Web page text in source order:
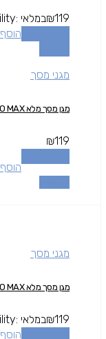
₪119
במלאי
מגני מסך
מגן מסך מלא IPHONE 14 PRO MAX
₪119
מגני מסך
מגן מסך מלא IPHONE 15 PRO MAX
₪119
במלאי